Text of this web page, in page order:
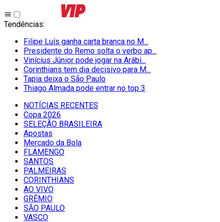
Tendências:
Filipe Luís ganha carta branca no M...
Presidente do Remo solta o verbo ap...
Vinícius Júnior pode jogar na Arábi...
Corinthians tem dia decisivo para M...
Tapia deixa o São Paulo
Thiago Almada pode entrar no top 3
NOTÍCIAS RECENTES
Copa 2026
SELEÇÃO BRASILEIRA
Apostas
Mercado da Bola
FLAMENGO
SANTOS
PALMEIRAS
CORINTHIANS
AO VIVO
GRÊMIO
SĀO PAULO
VASCO